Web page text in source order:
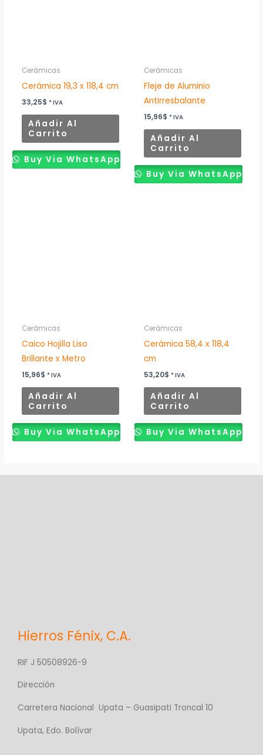
Cerámicas
Cerámica 19,3 x 118,4 cm
33,25$ * IVA
Añadir Al
Carrito
Buy Via WhatsApp
Cerámicas
Fleje de Aluminio
Antirresbalante
15,96$ * IVA
Añadir Al
Carrito
Buy Via WhatsApp
Cerámicas
Caico Hojilla Liso
Brillante x Metro
15,96$ * IVA
Añadir Al
Carrito
Buy Via WhatsApp
Cerámicas
Cerámica 58,4 x 118,4
cm
53,20$ * IVA
Añadir Al
Carrito
Buy Via WhatsApp
Hierros Fénix, C.A.
RIF J 50508926-9
Dirección
Carretera Nacional Upata – Guasipati Troncal 10
Upata, Edo. Bolívar